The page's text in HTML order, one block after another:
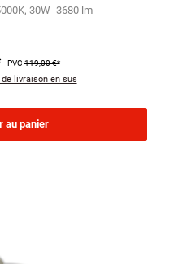
30W- 3680 lm
PVC119,00 €*
livraison en sus
au panier